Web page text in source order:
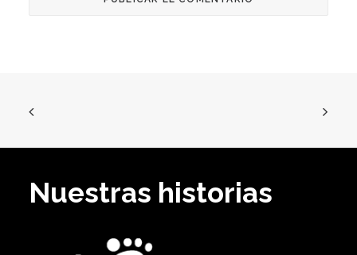
Nuestras historias